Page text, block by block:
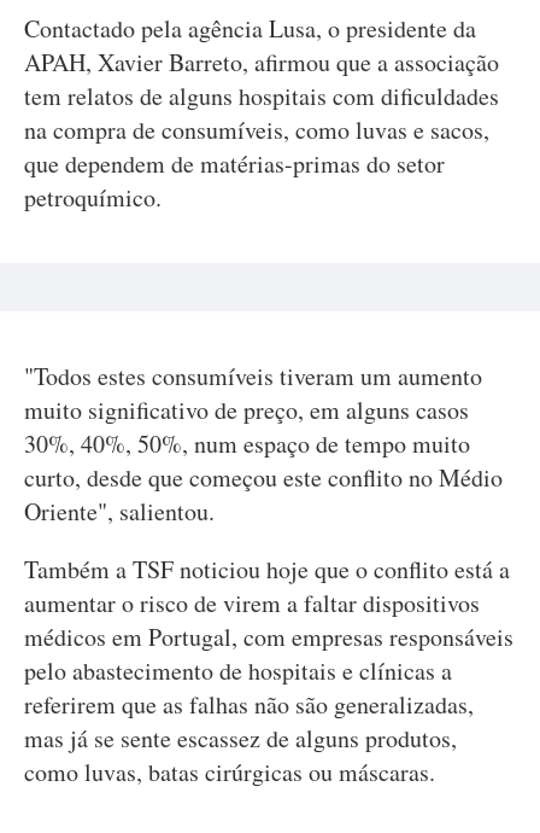
Contactado pela agência Lusa, o presidente da
APAH, Xavier Barreto, afirmou que a associação
tem relatos de alguns hospitais com dificuldades
na compra de consumíveis, como luvas e sacos,
que dependem de matérias-primas do setor
petroquímico.
"Todos estes consumíveis tiveram um aumento
muito significativo de preço, em alguns casos
30%, 40%, 50%, num espaço de tempo muito
curto, desde que começou este conflito no Médio
Oriente", salientou.
Também a TSF noticiou hoje que o conflito está a
aumentar o risco de virem a faltar dispositivos
médicos em Portugal, com empresas responsáveis
pelo abastecimento de hospitais e clínicas a
referirem que as falhas não são generalizadas,
mas já se sente escassez de alguns produtos,
como luvas, batas cirúrgicas ou máscaras.